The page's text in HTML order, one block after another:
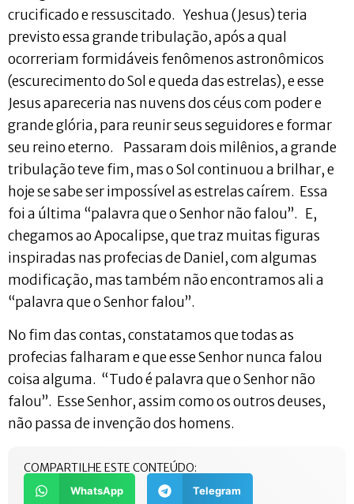
crucificado e ressuscitado. Yeshua (Jesus) teria
previsto essa grande tribulação, após a qual
ocorreriam formidáveis fenômenos astronômicos
(escurecimento do Sol e queda das estrelas), e esse
Jesus apareceria nas nuvens dos céus com poder e
grande glória, para reunir seus seguidores e formar
seu reino eterno. Passaram dois milênios, a grande
tribulação teve fim, mas o Sol continuou a brilhar, e
hoje se sabe ser impossível as estrelas caírem. Essa
foi a última “palavra que o Senhor não falou”. E,
chegamos ao Apocalipse, que traz muitas figuras
inspiradas nas profecias de Daniel, com algumas
modificação, mas também não encontramos ali a
“palavra que o Senhor falou”.
No fim das contas, constatamos que todas as
profecias falharam e que esse Senhor nunca falou
coisa alguma. “Tudo é palavra que o Senhor não
falou”. Esse Senhor, assim como os outros deuses,
não passa de invenção dos homens.
COMPARTILHE ESTE CONTEÚDO:
WhatsApp Telegram